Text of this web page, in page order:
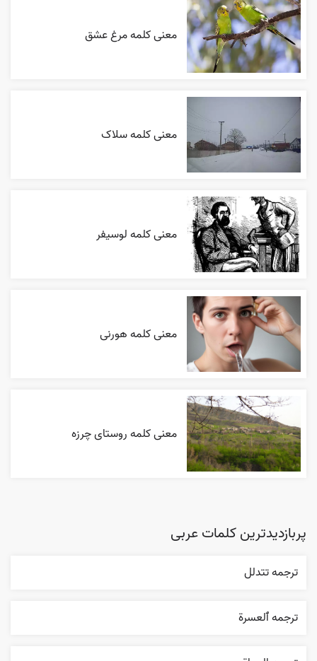
معنی کلمه مرغ عشق
معنی کلمه سلاک
معنی کلمه لوسیفر
معنی کلمه هورنی
معنی کلمه روستای چرزه
پربازدیدترین کلمات عربی
ترجمه تتدلل
ترجمه ٱلعسرة